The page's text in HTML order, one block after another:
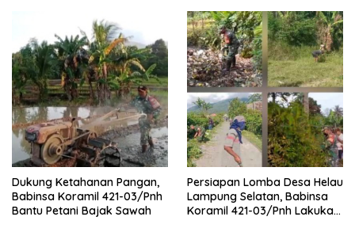
Dukung Ketahanan Pangan,
Babinsa Koramil 421-03/Pnh
Bantu Petani Bajak Sawah
Persiapan Lomba Desa Helau
Lampung Selatan, Babinsa
Koramil 421-03/Pnh Lakukan